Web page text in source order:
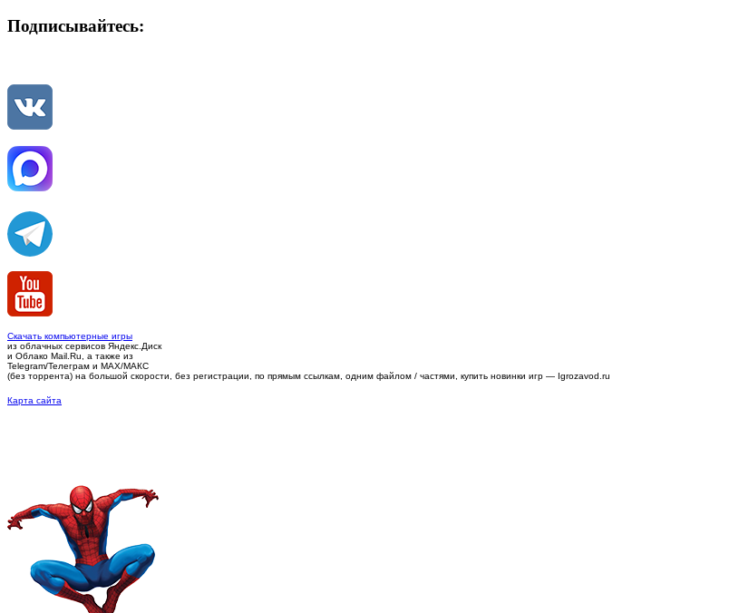
Подписывайтесь:
Скачать компьютерные игры
из облачных сервисов Яндекс.Диск
и Облако Mail.Ru, а также из
Telegram/Телеграм и MAX/МАКС
(без торрента) на большой скорости, без регистрации, по прямым ссылкам, одним файлом / частями, купить новинки игр — Igrozavod.ru
Карта сайта